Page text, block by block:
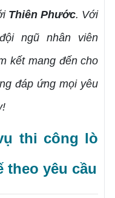
Thiên Phước. Với
ngũ nhân viên
kết mang đến cho
đáp ứng mọi yêu
thi công lò
theo yêu cầu